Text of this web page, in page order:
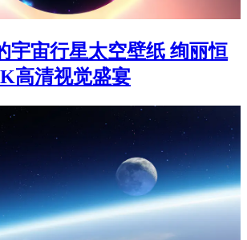
宇宙行星太空壁纸 绚丽恒
高清视觉盛宴